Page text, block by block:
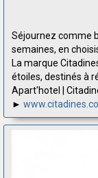
Séjournez comme
semaines, en
La marque
étoiles, destinés à
Apart'hotel |
►